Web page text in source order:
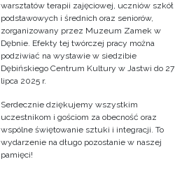
warsztatów terapii zajęciowej, uczniów szkół
podstawowych i średnich oraz seniorów,
zorganizowany przez Muzeum Zamek w
Dębnie. Efekty tej twórczej pracy można
podziwiać na wystawie w siedzibie
Dębińskiego Centrum Kultury w Jastwi do 27
lipca 2025 r.
Serdecznie dziękujemy wszystkim
uczestnikom i gościom za obecność oraz
wspólne świętowanie sztuki i integracji. To
wydarzenie na długo pozostanie w naszej
pamięci!